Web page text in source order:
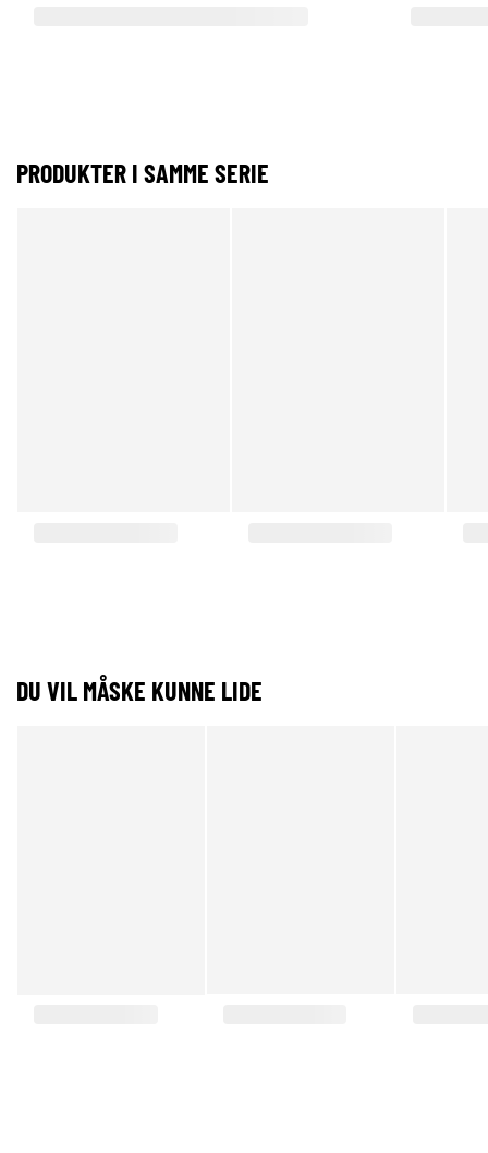
PRODUKTER I SAMME SERIE
DU VIL MÅSKE KUNNE LIDE